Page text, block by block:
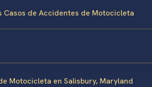
Casos de Accidentes de Motocicleta
Motocicleta en Salisbury, Maryland